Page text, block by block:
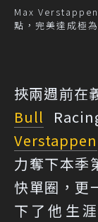
Max Verstappen
點，完美達成極
挾兩週前在
Bull
Verstappen
力奪下本季
快單圈，更
下了他生